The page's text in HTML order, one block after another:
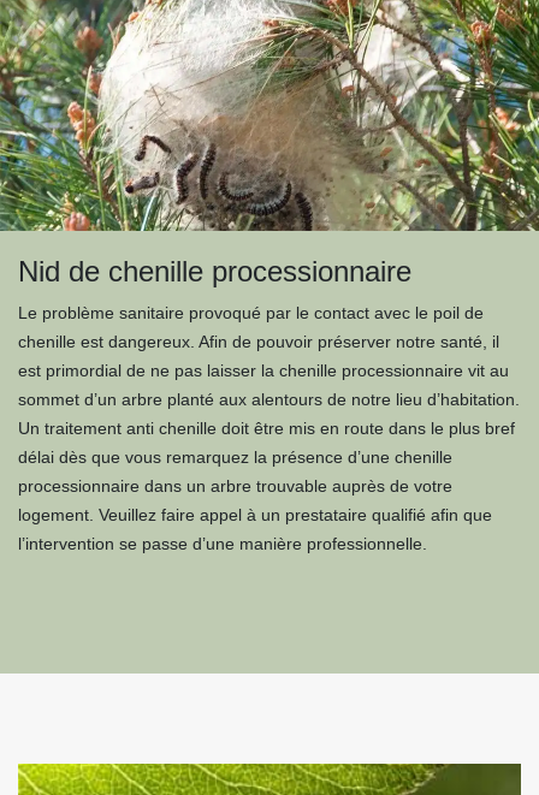
Nid de chenille processionnaire
Le problème sanitaire provoqué par le contact avec le poil de
chenille est dangereux. Afin de pouvoir préserver notre santé, il
est primordial de ne pas laisser la chenille processionnaire vit au
sommet d’un arbre planté aux alentours de notre lieu d’habitation.
Un traitement anti chenille doit être mis en route dans le plus bref
délai dès que vous remarquez la présence d’une chenille
processionnaire dans un arbre trouvable auprès de votre
logement. Veuillez faire appel à un prestataire qualifié afin que
l’intervention se passe d’une manière professionnelle.